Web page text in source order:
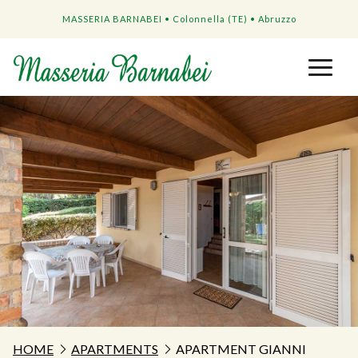
MASSERIA BARNABEI • Colonnella (TE) • Abruzzo
HOME APARTMENTS APARTMENT GIANNI